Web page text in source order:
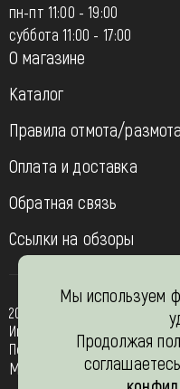
пн-пт 11:00 - 19:00
суббота 11:00 - 17:00
О магазине
Каталог
Правила отмота/размота
Оплата и доставка
Обратная связь
Ссылки на обзоры
2013-2026
Интернет- магазин “Вязь-шоп”
Политика
Мы в соц. сетях
Мы используем
Продолжая